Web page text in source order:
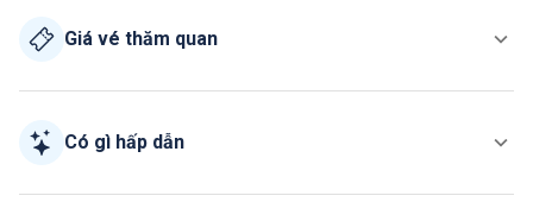
Giá vé thăm quan
Có gì hấp dẫn